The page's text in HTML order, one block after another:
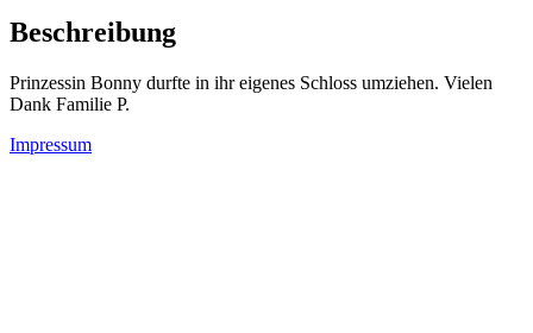
Beschreibung
Prinzessin Bonny durfte in ihr eigenes Schloss umziehen. Vielen
Dank Familie P.
Impressum